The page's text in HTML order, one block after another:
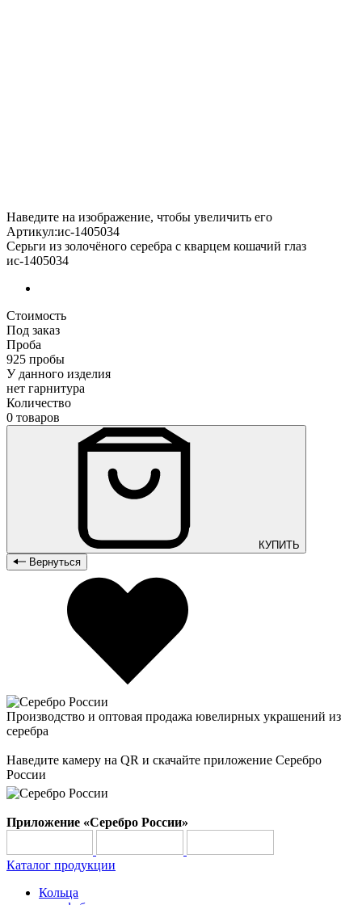
Наведите на изображение, чтобы увеличить его
Артикул:ис-1405034
Серьги из золочёного серебра с кварцем кошачий глаз
ис-1405034
Стоимость
Под заказ
Проба
925 пробы
У данного изделия
нет гарнитура
Количество
0 товаров
КУПИТЬ
Вернуться
Производство и оптовая продажа ювелирных украшений из
серебра
Наведите камеру на QR и скачайте приложение Серебро
России
Приложение «Серебро России»
Каталог продукции
Кольца